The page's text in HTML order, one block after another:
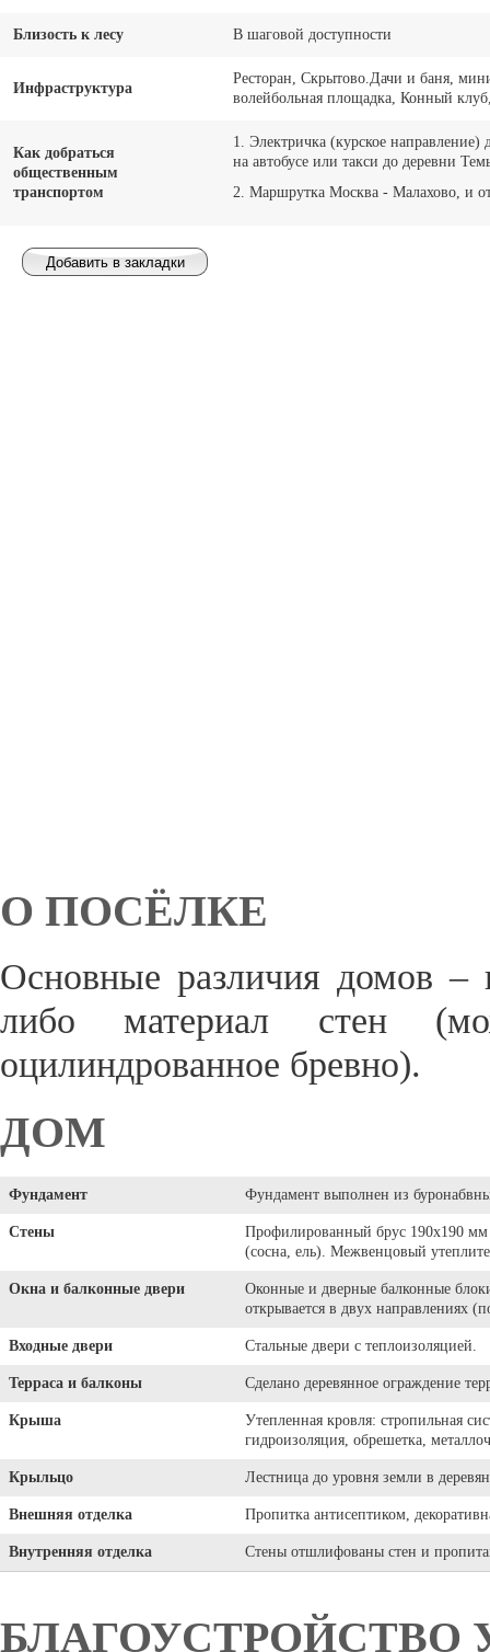
Близость к лесу В шаговой доступности
Инфраструктура
Ресторан, Скрытово.Дачи и баня,
волейбольная площадка, Конный
Как добраться
общественным
транспортом
1. Электричка (курское направление)
на автобусе или такси до деревни
2. Маршрутка Москва - Малахово, и
О ПОСЁЛКЕ
Основные различия домов –
либо материал стен
оцилиндрованное бревно).
ДОМ
Фундамент Фундамент выполнен из
Стены
Профилированный брус 190х190 мм
(сосна, ель). Межвенцовый
Окна и балконные двери
Оконные и дверные балконные
открывается в двух направлениях
Входные двери Стальные двери с теплоизоляцией.
Терраса и балконы Сделано деревянное ограждение
Крыша
Утепленная кровля: стропильная
гидроизоляция, обрешетка,
Крыльцо Лестница до уровня земли в
Внешняя отделка Пропитка антисептиком,
Внутренняя отделка Стены отшлифованы стен и
БЛАГОУСТРОЙСТВО